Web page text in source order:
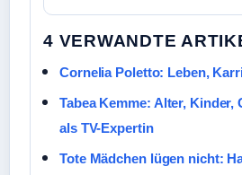
4 VERWANDTE
Cornelia Poletto: Leben,
Tabea Kemme: Alter, Kinder,
als TV-Expertin
Tote Mädchen lügen nicht: